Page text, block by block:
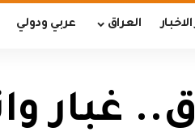
العراق عربي ودولي
غبار